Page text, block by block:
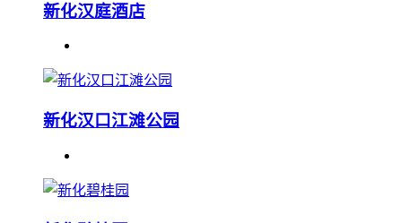
新化汉庭酒店
新化汉口江滩公园